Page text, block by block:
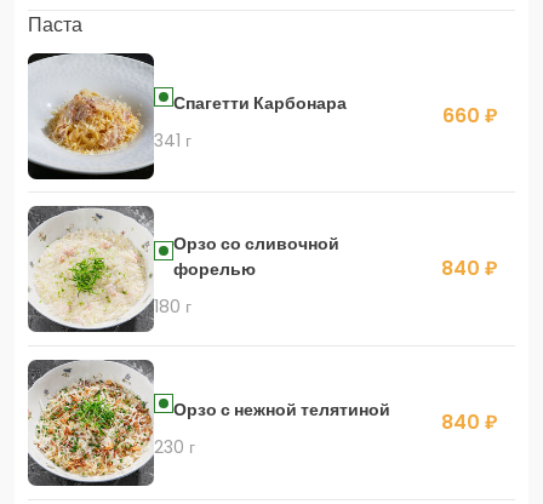
Паста
Спагетти Карбонара
341 г
660 ₽
Орзо со сливочной
форелью
180 г
840 ₽
Орзо с нежной телятиной
230 г
840 ₽